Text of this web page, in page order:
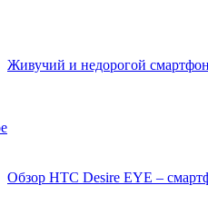
Живучий и недорогой
Обзор HTC Desire EYE –